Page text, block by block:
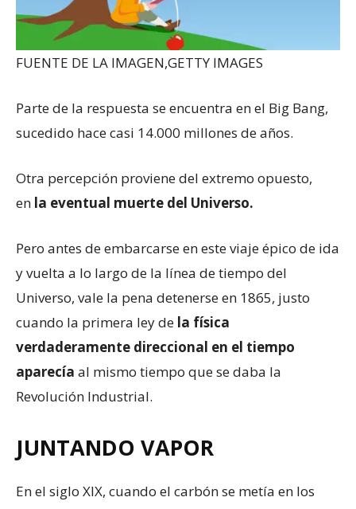
FUENTE DE LA IMAGEN,GETTY IMAGES
Parte de la respuesta se encuentra en el Big Bang,
sucedido hace casi 14.000 millones de años.
Otra percepción proviene del extremo opuesto,
en la eventual muerte del Universo.
Pero antes de embarcarse en este viaje épico de ida
y vuelta a lo largo de la línea de tiempo del
Universo, vale la pena detenerse en 1865, justo
cuando la primera ley de la física
verdaderamente direccional en el tiempo
aparecía al mismo tiempo que se daba la
Revolución Industrial.
JUNTANDO VAPOR
En el siglo XIX, cuando el carbón se metía en los